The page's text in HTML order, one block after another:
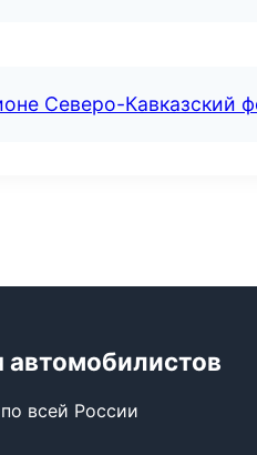
Северо-Кавказский
автомобилистов
всей России